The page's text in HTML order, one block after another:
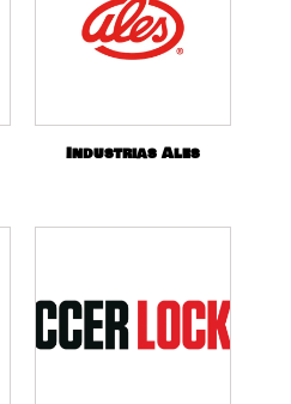
Industrias Ales